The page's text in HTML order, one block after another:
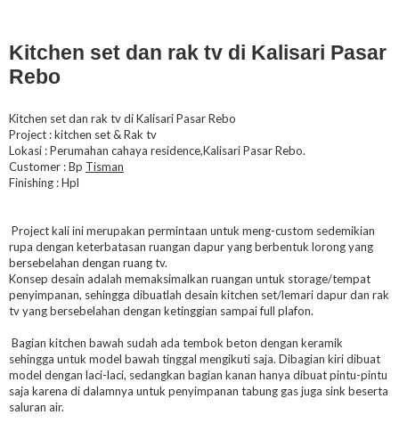
Kitchen set dan rak tv di Kalisari Pasar
Rebo
Kitchen set dan rak tv di Kalisari Pasar Rebo
Project : kitchen set & Rak tv
Lokasi : Perumahan cahaya residence,Kalisari Pasar Rebo.
Customer : Bp Tisman
Finishing : Hpl
Project kali ini merupakan permintaan untuk meng-custom sedemikian
rupa dengan keterbatasan ruangan dapur yang berbentuk lorong yang
bersebelahan dengan ruang tv.
Konsep desain adalah memaksimalkan ruangan untuk storage/tempat
penyimpanan, sehingga dibuatlah desain kitchen set/lemari dapur dan rak
tv yang bersebelahan dengan ketinggian sampai full plafon.
Bagian kitchen bawah sudah ada tembok beton dengan keramik
sehingga untuk model bawah tinggal mengikuti saja. Dibagian kiri dibuat
model dengan laci-laci, sedangkan bagian kanan hanya dibuat pintu-pintu
saja karena di dalamnya untuk penyimpanan tabung gas juga sink beserta
saluran air.